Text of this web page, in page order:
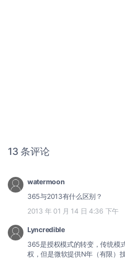
13 条评论
watermoon
365与2013有什么区别？
2013 年 01 月 14 日 4:36 下午
Lyncredible
365是授权模式的转变，传统模
权，但是微软提供N年（有限）